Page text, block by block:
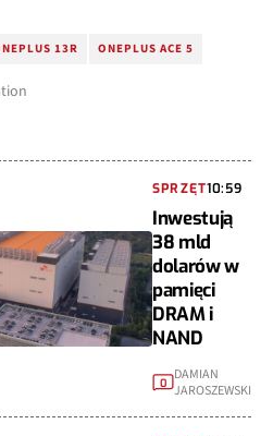
13R ONEPLUS ACE 5
SPRZĘT10:59
Inwestują
38 mld
dolarów w
pamięci
DRAM i
NAND
0
DAMIAN
JAROSZEWSKI